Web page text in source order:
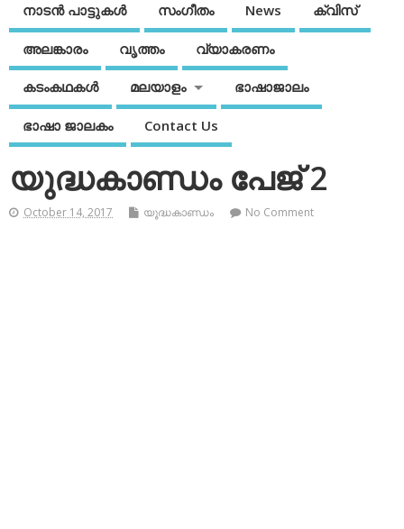
നാടന്‍ പാട്ടുകള്‍ സംഗീതം News ക്വിസ്
അലങ്കാരം വൃത്തം വ്യാകരണം
കടംകഥകള്‍ മലയാളം ഭാഷാജാലം
ഭാഷാ ജാലകം Contact Us
യുദ്ധകാണ്ഡം പേജ് 2
October 14, 2017 യൂദ്ധകാണ്ഡം No Comment